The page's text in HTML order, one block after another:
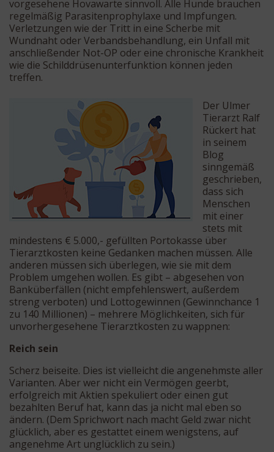
vorgesehene Hovawarte sinnvoll. Alle Hunde brauchen
regelmäßig Parasitenprophylaxe und Impfungen.
Verletzungen wie der Tritt in eine Scherbe mit
Wundnaht oder Verbandsbehandlung, ein Unfall mit
anschließender Not-OP oder eine chronische Krankheit
wie die Schilddrüsenunterfunktion können jeden
treffen.
Der Ulmer
Tierarzt Ralf
Rückert hat
in seinem
Blog
sinngemäß
geschrieben,
dass sich
Menschen
mit einer
stets mit
mindestens € 5.000,- gefüllten Portokasse über
Tierarztkosten keine Gedanken machen müssen. Alle
anderen müssen sich überlegen, wie sie mit dem
Problem umgehen wollen. Es gibt – abgesehen von
Banküberfällen (nicht empfehlenswert, außerdem
streng verboten) und Lottogewinnen (Gewinnchance 1
zu 140 Millionen) – mehrere Möglichkeiten, sich für
unvorhergesehene Tierarztkosten zu wappnen:
Reich sein
Scherz beiseite. Dies ist vielleicht die angenehmste aller
Varianten. Aber wer nicht ein Vermögen geerbt,
erfolgreich mit Aktien spekuliert oder einen gut
bezahlten Beruf hat, kann das ja nicht mal eben so
ändern. (Dem Sprichwort nach macht Geld zwar nicht
glücklich, aber es gestattet einem wenigstens, auf
angenehme Art unglücklich zu sein.)